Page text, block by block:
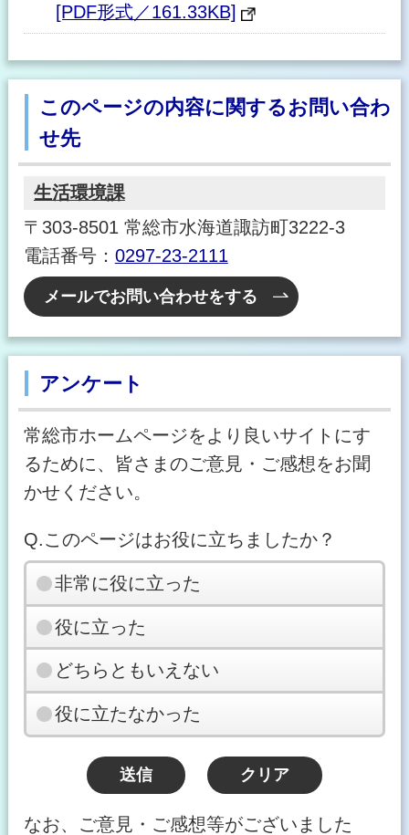
[PDF形式／161.33KB]
このページの内容に関するお問い合わ
せ先
生活環境課
〒303-8501 常総市水海道諏訪町3222-3
電話番号： 0297-23-2111
メールでお問い合わせをする
アンケート
常総市ホームページをより良いサイトにす
るために、皆さまのご意見・ご感想をお聞
かせください。
Q.このページはお役に立ちましたか？
非常に役に立った
役に立った
どちらともいえない
役に立たなかった
なお、ご意見・ご感想等がございました